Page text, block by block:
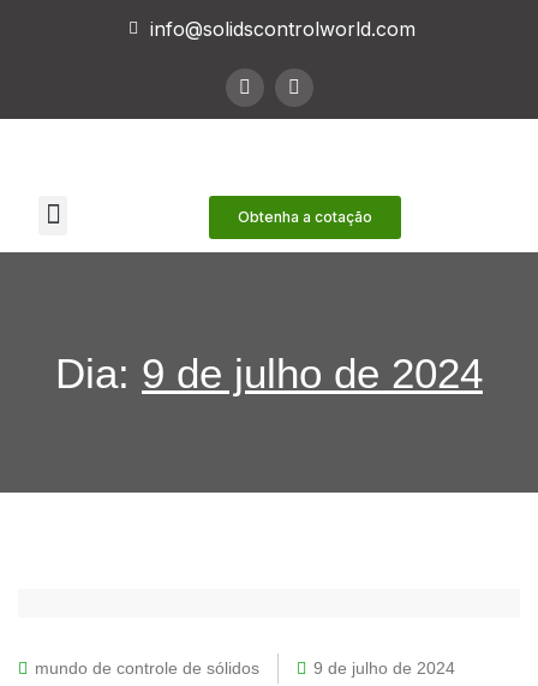
info@solidscontrolworld.com
Obtenha a cotação
Dia: 9 de julho de 2024
mundo de controle de sólidos 9 de julho de 2024